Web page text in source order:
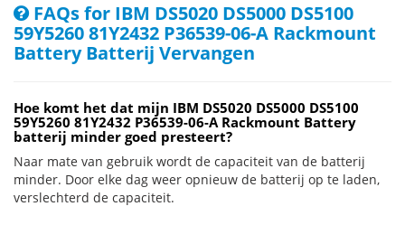
FAQs for IBM DS5020 DS5000 DS5100
59Y5260 81Y2432 P36539-06-A Rackmount
Battery Batterij Vervangen
Hoe komt het dat mijn IBM DS5020 DS5000 DS5100
59Y5260 81Y2432 P36539-06-A Rackmount Battery
batterij minder goed presteert?
Naar mate van gebruik wordt de capaciteit van de batterij
minder. Door elke dag weer opnieuw de batterij op te laden,
verslechterd de capaciteit.